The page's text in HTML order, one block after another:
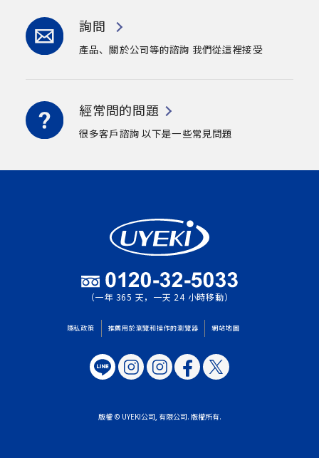
詢問
產品、關於公司等的諮詢 我們從這裡接受
經常問的問題
很多客戶諮詢 以下是一些常見問題
（一年 365 天，一天 24 小時移動）
隱私政策 推薦用於瀏覽和操作的瀏覽器 網站地圖
版權 © UYEKI公司, 有限公司. 版權所有.